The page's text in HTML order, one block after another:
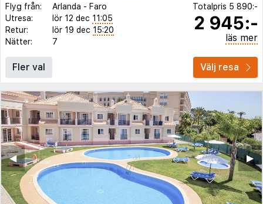
Flyg från: Arlanda - Faro
Utresa:
lör 12 dec 11:05
Retur:
lör 19 dec 15:20
Nätter:
7
Totalpris 5 890:-
2 945:-
läs mer
Fler val Välj resa
▶︎
◀︎